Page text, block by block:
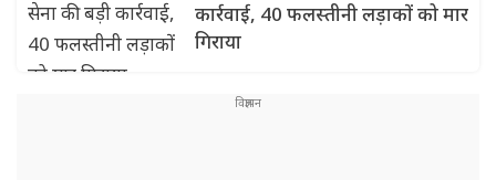
कार्रवाई, 40 फलस्तीनी लड़ाकों को मार
गिराया